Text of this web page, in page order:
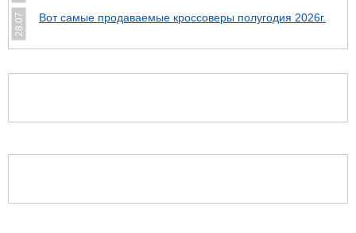
28.07 Вот самые продаваемые кроссоверы полугодия 2026г.